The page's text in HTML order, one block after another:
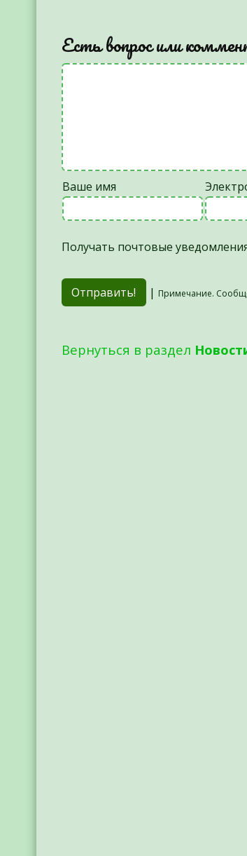
Есть вопрос или
Ваше имя
Получать почтовые
| Примечание.
Вернуться в раздел